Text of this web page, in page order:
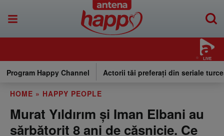
LIVE
Program Happy Channel Actorii tăi preferați din seriale
HOME » HAPPY PEOPLE
Murat Yıldırım și Iman Elbani au
sărbătorit 8 ani de căsnicie. Ce